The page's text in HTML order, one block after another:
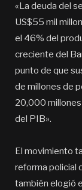
«La deuda del
US$55 mil
el 46% del
creciente del
punto de que
de millones de
20,000
del PIB».
El movimiento
reforma policial
también elogió